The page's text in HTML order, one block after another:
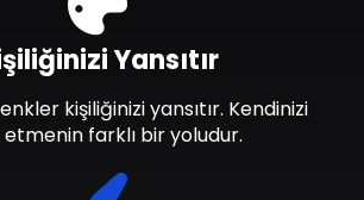
Yansıtır
kişiliğinizi yansıtır. Kendinizi
farklı bir yoludur.